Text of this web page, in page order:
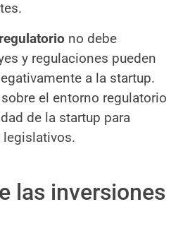
no debe
y regulaciones pueden
a la startup.
el entorno regulatorio
de la startup para
legislativos.
las inversiones